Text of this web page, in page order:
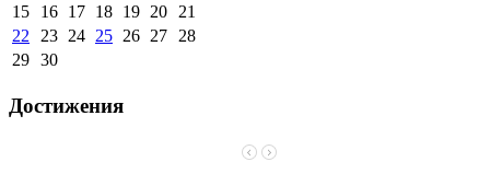
15
16 17 18 19 20 21
22 23 24 25 26 27 28
29 30
Достижения